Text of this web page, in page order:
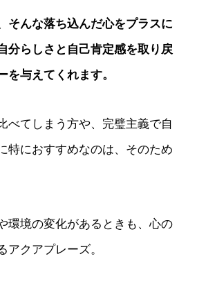
そんな落ち込んだ心をプラスに
分らしさと自己肯定感を取り戻
を与えてくれます。
べてしまう方や、完璧主義で自
特におすすめなのは、そのため
環境の変化があるときも、心の
アクアプレーズ。